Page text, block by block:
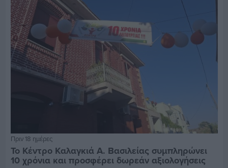
Πριν 18 ημέρες
Το Κέντρο Καλαγκιά Α. Βασιλείας συμπληρώνει
10 χρόνια και προσφέρει δωρεάν αξιολογήσεις